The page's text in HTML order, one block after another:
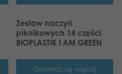
Zestaw naczyń
piknikowych 14 części
BIOPLASTIK I AM GREEN
Dowiedz się więcej